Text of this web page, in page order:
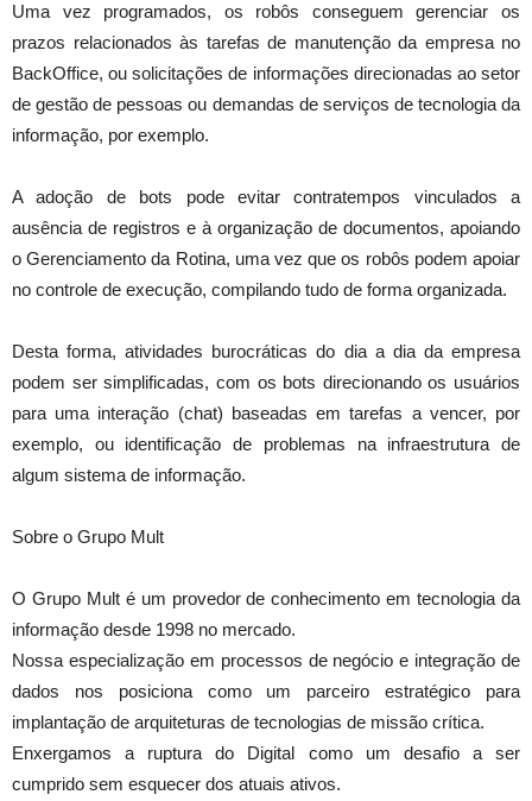
Uma vez programados, os robôs conseguem gerenciar os
prazos relacionados às tarefas de manutenção da empresa no
BackOffice, ou solicitações de informações direcionadas ao setor
de gestão de pessoas ou demandas de serviços de tecnologia da
informação, por exemplo.
A adoção de bots pode evitar contratempos vinculados a
ausência de registros e à organização de documentos, apoiando
o Gerenciamento da Rotina, uma vez que os robôs podem apoiar
no controle de execução, compilando tudo de forma organizada.
Desta forma, atividades burocráticas do dia a dia da empresa
podem ser simplificadas, com os bots direcionando os usuários
para uma interação (chat) baseadas em tarefas a vencer, por
exemplo, ou identificação de problemas na infraestrutura de
algum sistema de informação.
Sobre o Grupo Mult
O Grupo Mult é um provedor de conhecimento em tecnologia da
informação desde 1998 no mercado.
Nossa especialização em processos de negócio e integração de
dados nos posiciona como um parceiro estratégico para
implantação de arquiteturas de tecnologias de missão crítica.
Enxergamos a ruptura do Digital como um desafio a ser
cumprido sem esquecer dos atuais ativos.